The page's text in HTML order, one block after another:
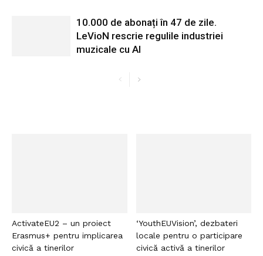
10.000 de abonați în 47 de zile.
LeVioN rescrie regulile industriei
muzicale cu AI
ActivateEU2 – un proiect
Erasmus+ pentru implicarea
civică a tinerilor
‘YouthEUVision’, dezbateri
locale pentru o participare
civică activă a tinerilor